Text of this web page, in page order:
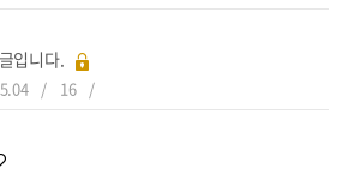
입니다.
16